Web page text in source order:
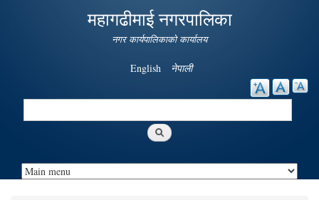
महागढीमाई नगरपालिका
नगर कार्यपालिकाको कार्यालय
English नेपाली
Search